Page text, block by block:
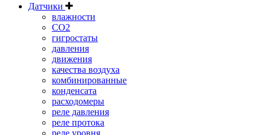
Датчики
влажности
CO2
гигростаты
давления
движения
качества воздуха
комбинированные
конденсата
расходомеры
реле давления
реле протока
реле уровня